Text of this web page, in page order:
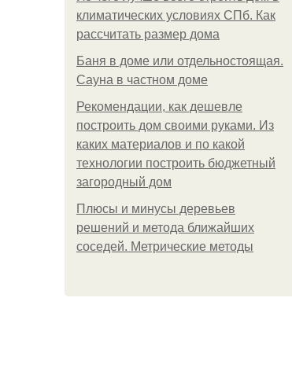
климатических условиях СПб. Как
рассчитать размер дома
Баня в доме или отдельностоящая.
Сауна в частном доме
Рекомендации, как дешевле
построить дом своими руками. Из
каких материалов и по какой
технологии построить бюджетный
загородный дом
Плюсы и минусы деревьев
решений и метода ближайших
соседей. Метрические методы